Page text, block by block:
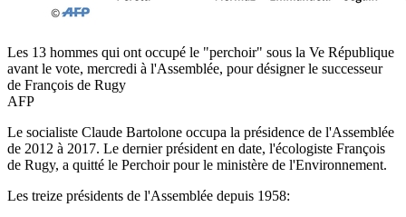
Les 13 hommes qui ont occupé le "perchoir" sous la Ve République
avant le vote, mercredi à l'Assemblée, pour désigner le successeur
de François de Rugy
AFP
Le socialiste Claude Bartolone occupa la présidence de l'Assemblée
de 2012 à 2017. Le dernier président en date, l'écologiste François
de Rugy, a quitté le Perchoir pour le ministère de l'Environnement.
Les treize présidents de l'Assemblée depuis 1958: